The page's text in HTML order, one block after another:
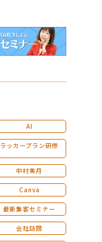
AI
ラッカープラン研修
中村美月
Canva
最新集客セミナー
会社訪問